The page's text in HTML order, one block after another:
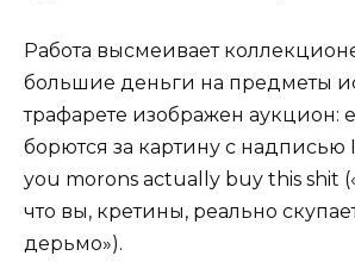
Работа высмеивает
большие деньги на предметы
трафарете изображен аукцион:
борются за картину с надписью
you morons actually buy this shit
что вы, кретины, реально
дерьмо»).